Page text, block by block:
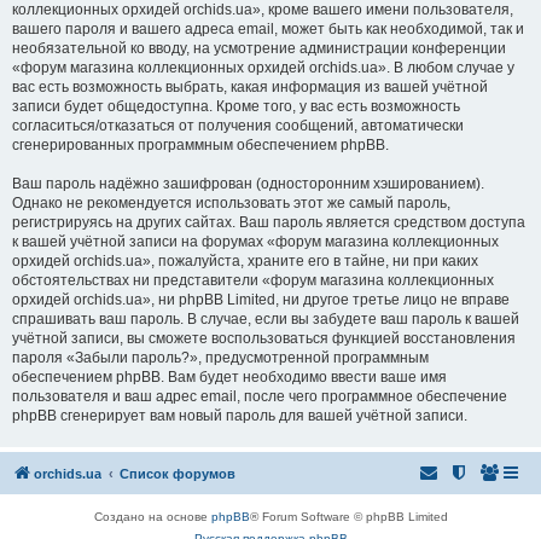
коллекционных орхидей orchids.ua», кроме вашего имени пользователя,
вашего пароля и вашего адреса email, может быть как необходимой, так и
необязательной ко вводу, на усмотрение администрации конференции
«форум магазина коллекционных орхидей orchids.ua». В любом случае у
вас есть возможность выбрать, какая информация из вашей учётной
записи будет общедоступна. Кроме того, у вас есть возможность
согласиться/отказаться от получения сообщений, автоматически
сгенерированных программным обеспечением phpBB.
Ваш пароль надёжно зашифрован (односторонним хэшированием).
Однако не рекомендуется использовать этот же самый пароль,
регистрируясь на других сайтах. Ваш пароль является средством доступа
к вашей учётной записи на форумах «форум магазина коллекционных
орхидей orchids.ua», пожалуйста, храните его в тайне, ни при каких
обстоятельствах ни представители «форум магазина коллекционных
орхидей orchids.ua», ни phpBB Limited, ни другое третье лицо не вправе
спрашивать ваш пароль. В случае, если вы забудете ваш пароль к вашей
учётной записи, вы сможете воспользоваться функцией восстановления
пароля «Забыли пароль?», предусмотренной программным
обеспечением phpBB. Вам будет необходимо ввести ваше имя
пользователя и ваш адрес email, после чего программное обеспечение
phpBB сгенерирует вам новый пароль для вашей учётной записи.
orchids.ua Список форумов
Создано на основе phpBB® Forum Software © phpBB Limited